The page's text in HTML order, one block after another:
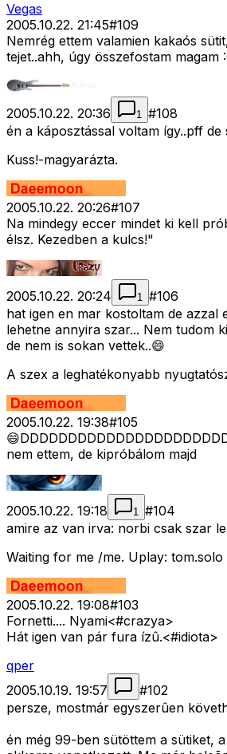
Vegas
2005.10.22. 21:45#109
Nemrég ettem valamien kakaós
tejet..ahh, úgy összefostam magam
2005.10.22. 20:36 1 #108
én a káposztással voltam így..pff de
Kuss!-magyarázta.
2005.10.22. 20:26#107
Na mindegy eccer mindet ki kell
élsz. Kezedben a kulcs!"
2005.10.22. 20:24 1 #106
hat igen en mar kostoltam de azzal
lehetne annyira szar... Nem tudom
de nem is sokan vettek..😄
A szex a leghatékonyabb
2005.10.22. 19:38#105
nem ettem, de kipróbálom majd
2005.10.22. 19:18 1 #104
amire az van irva: norbi csak szar
Waiting for me /me. Uplay: tom.solo
2005.10.22. 19:08#103
Fornetti.... Nyami<#crazya>
Hát igen van pár fura ízû.<#idiota>
qper
2005.10.19. 19:57
#102
persze, mostmár egyszerûen
én még 99-ben sütöttem a sütiket,